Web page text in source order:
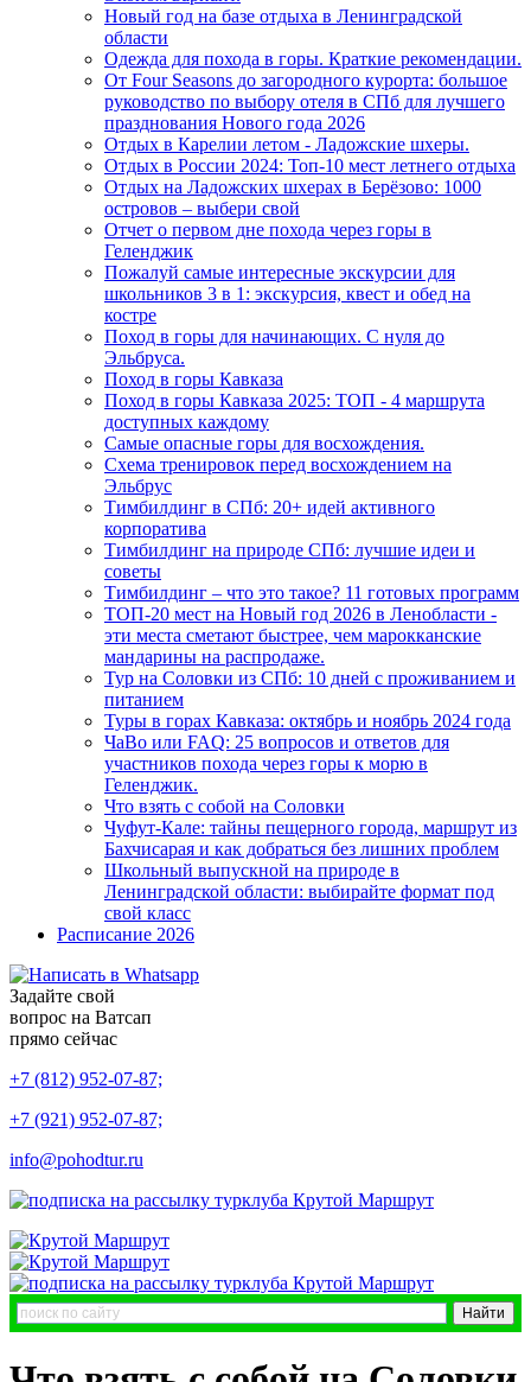
Новый год на базе отдыха в Ленинградской
области
Одежда для похода в горы. Краткие рекомендации.
От Four Seasons до загородного курорта: большое
руководство по выбору отеля в СПб для лучшего
празднования Нового года 2026
Отдых в Карелии летом - Ладожские шхеры.
Отдых в России 2024: Топ-10 мест летнего отдыха
Отдых на Ладожских шхерах в Берёзово: 1000
островов – выбери свой
Отчет о первом дне похода через горы в
Геленджик
Пожалуй самые интересные экскурсии для
школьников 3 в 1: экскурсия, квест и обед на
костре
Поход в горы для начинающих. С нуля до
Эльбруса.
Поход в горы Кавказа
Поход в горы Кавказа 2025: ТОП - 4 маршрута
доступных каждому
Самые опасные горы для восхождения.
Схема тренировок перед восхождением на
Эльбрус
Тимбилдинг в СПб: 20+ идей активного
корпоратива
Тимбилдинг на природе СПб: лучшие идеи и
советы
Тимбилдинг – что это такое? 11 готовых программ
ТОП-20 мест на Новый год 2026 в Ленобласти -
эти места сметают быстрее, чем марокканские
мандарины на распродаже.
Тур на Соловки из СПб: 10 дней с проживанием и
питанием
Туры в горах Кавказа: октябрь и ноябрь 2024 года
ЧаВо или FAQ: 25 вопросов и ответов для
участников похода через горы к морю в
Геленджик.
Что взять с собой на Соловки
Чуфут-Кале: тайны пещерного города, маршрут из
Бахчисарая и как добраться без лишних проблем
Школьный выпускной на природе в
Ленинградской области: выбирайте формат под
свой класс
Расписание 2026
Задайте свой
вопрос на Ватсап
прямо сейчас
+7 (812) 952-07-87;
+7 (921) 952-07-87;
info@pohodtur.ru